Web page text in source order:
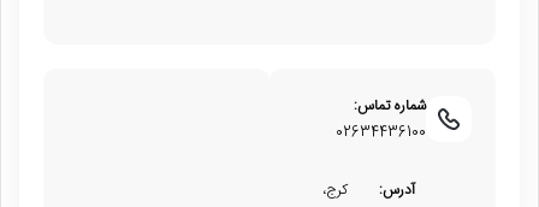
شماره تماس:
02634436100
آدرس: کرج،